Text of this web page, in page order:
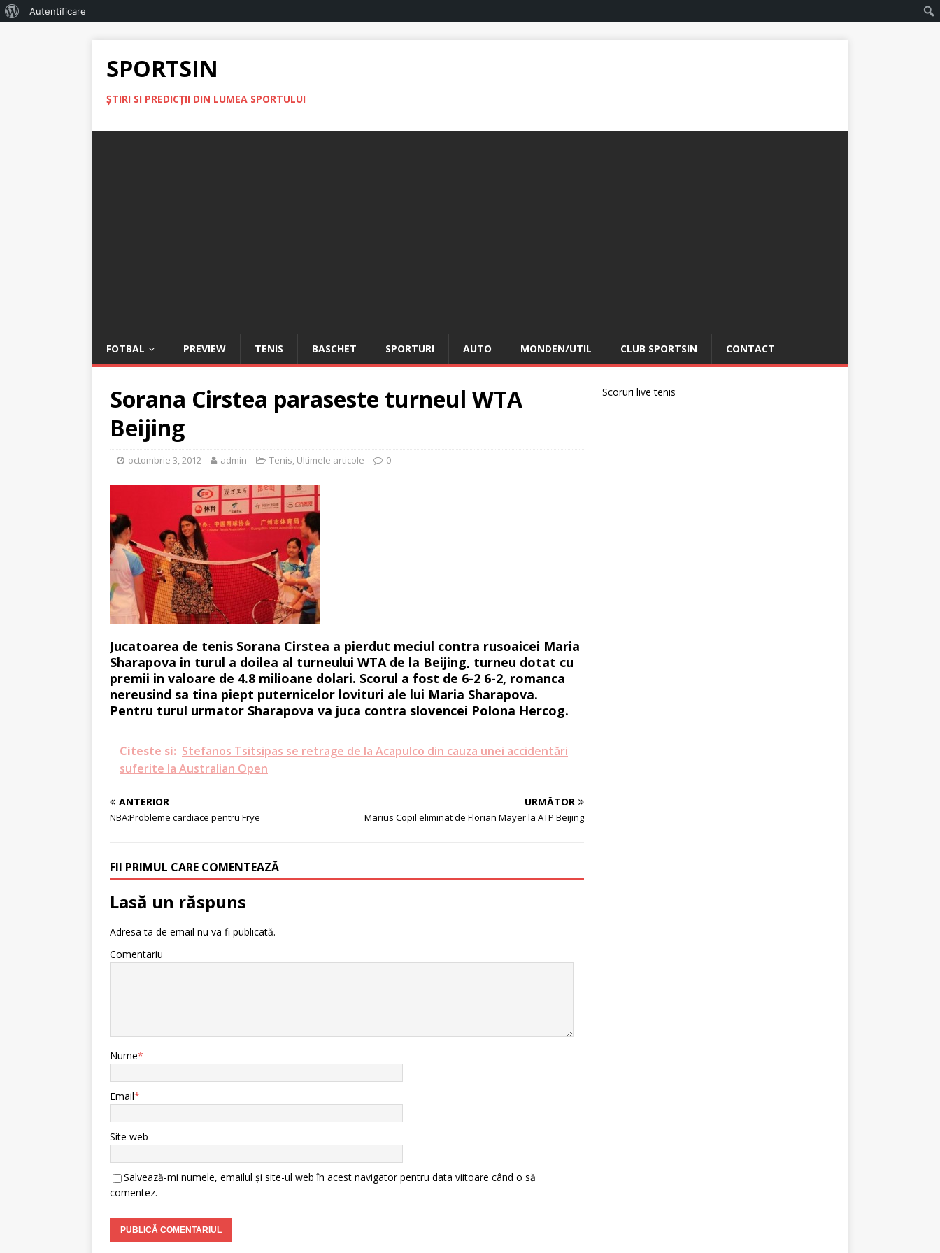
Autentificare
SPORTSIN
ŞTIRI SI PREDICŢII DIN LUMEA SPORTULUI
FOTBAL PREVIEW TENIS BASCHET SPORTURI AUTO MONDEN/UTIL CLUB SPORTSIN CONTACT
Sorana Cirstea paraseste turneul WTA
Beijing
octombrie 3, 2012 admin Tenis, Ultimele articole 0
Jucatoarea de tenis Sorana Cirstea a pierdut meciul contra rusoaicei Maria
Sharapova in turul a doilea al turneului WTA de la Beijing, turneu dotat cu
premii in valoare de 4.8 milioane dolari. Scorul a fost de 6-2 6-2, romanca
nereusind sa tina piept puternicelor lovituri ale lui Maria Sharapova.
Pentru turul urmator Sharapova va juca contra slovencei Polona Hercog.
Citeste si: Stefanos Tsitsipas se retrage de la Acapulco din cauza unei accidentări
suferite la Australian Open
ANTERIOR
NBA:Probleme cardiace pentru Frye
URMĂTOR
Marius Copil eliminat de Florian Mayer la ATP Beijing
FII PRIMUL CARE COMENTEAZĂ
Lasă un răspuns
Adresa ta de email nu va fi publicată.
Comentariu
Nume*
Email*
Site web
Salvează-mi numele, emailul și site-ul web în acest navigator pentru data viitoare când o să
comentez.
Scoruri live tenis